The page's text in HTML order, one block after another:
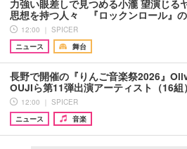
力強い眼差しで見つめる小瀧 望演じる
思想を持つ人々 『ロックンロール』
12:00 ｜ SPICER
ニュース
舞台
長野で開催の『りんご音楽祭2026』
OUJIら第11弾出演アーティスト（16組
12:00 ｜ SPICER
ニュース
音楽